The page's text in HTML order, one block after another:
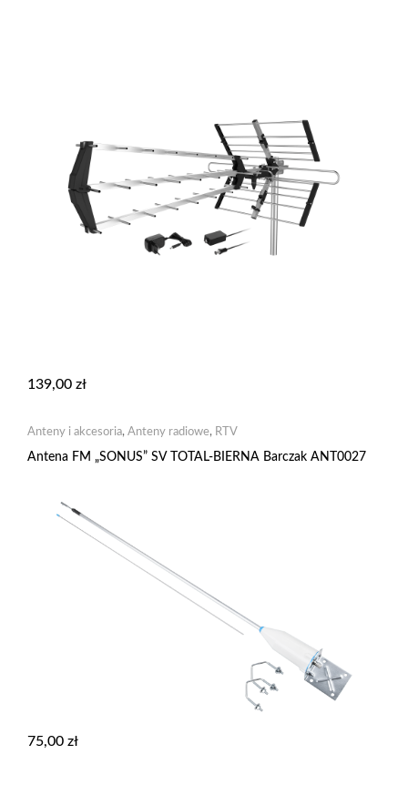
139,00 zł
Anteny i akcesoria, Anteny radiowe, RTV
Antena FM „SONUS” SV TOTAL-BIERNA Barczak ANT0027
75,00 zł